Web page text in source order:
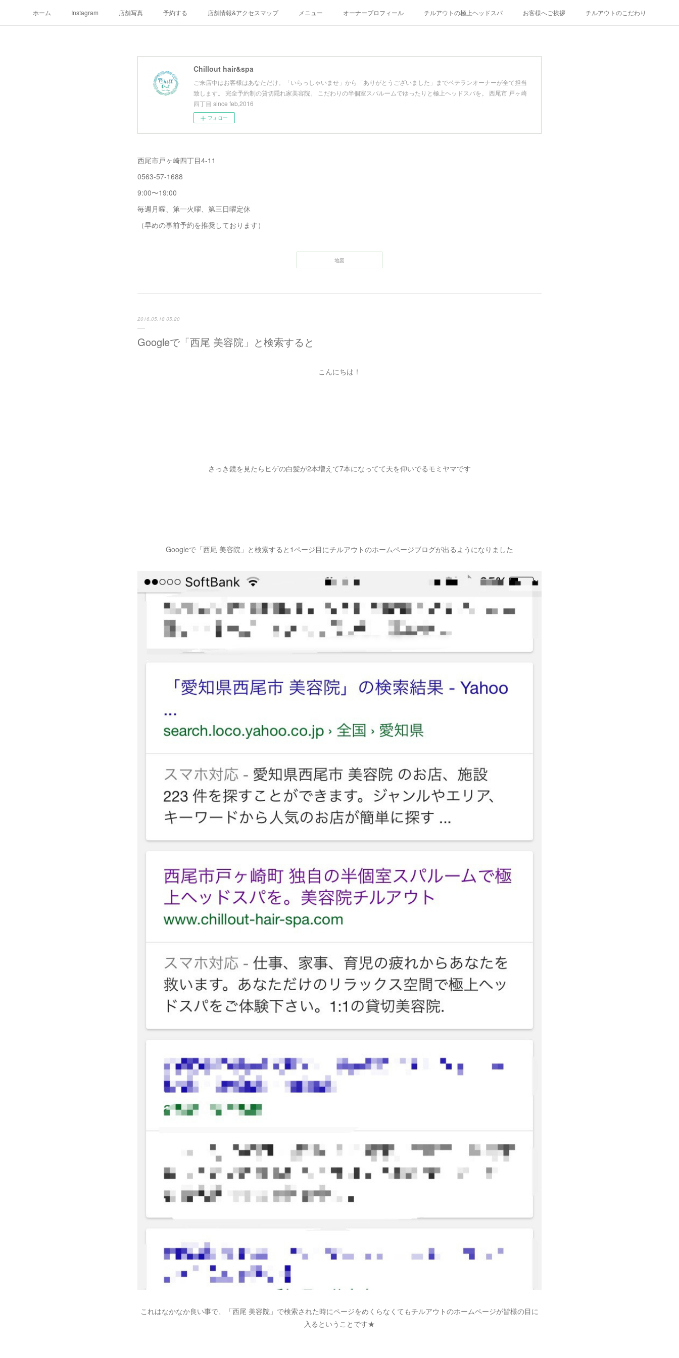
ホーム Instagram 店舗写真 予約する 店舗情報&アクセスマップ メニュー オーナープロフィール チルアウトの極上ヘッドスパ お客様へご挨拶 チルアウトのこだわり
Chillout hair&spa
ご来店中はお客様はあなただけ。「いらっしゃいませ」から「ありがとうございました」までベテランオーナーが全て担当
致します。 完全予約制の貸切隠れ家美容院。 こだわりの半個室スパルームでゆったりと極上ヘッドスパを。 西尾市 戸ヶ崎
四丁目 since feb,2016
フォロー
西尾市戸ヶ崎四丁目4-11
0563-57-1688
9:00〜19:00
毎週月曜、第一火曜、第三日曜定休
（早めの事前予約を推奨しております）
地図
2016.05.18 05:20
Googleで「西尾 美容院」と検索すると
こんにちは！
さっき鏡を見たらヒゲの白髪が2本増えて7本になってて天を仰いでるモミヤマです
Googleで「西尾 美容院」と検索すると1ページ目にチルアウトのホームページブログが出るようになりました
これはなかなか良い事で、「西尾 美容院」で検索された時にページをめくらなくてもチルアウトのホームページが皆様の目に
入るということです★